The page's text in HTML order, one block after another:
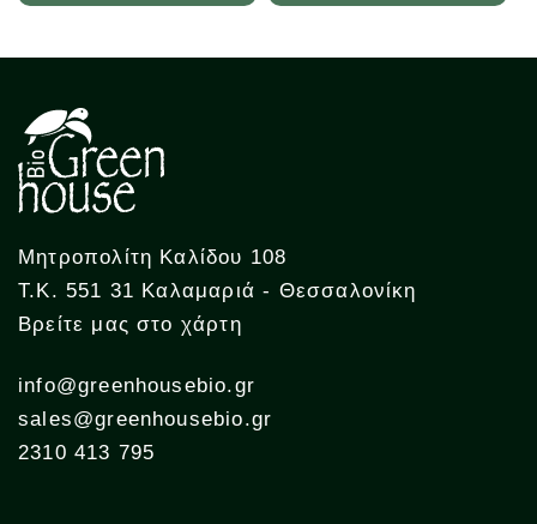
Μητροπολίτη Καλίδου 108
Τ.Κ. 551 31 Καλαμαριά - Θεσσαλονίκη
Βρείτε μας στο χάρτη
info@greenhousebio.gr
sales@greenhousebio.gr
2310 413 795